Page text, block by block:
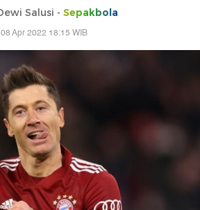
Salusi - Sepakbola
Apr 2022 18:15 WIB